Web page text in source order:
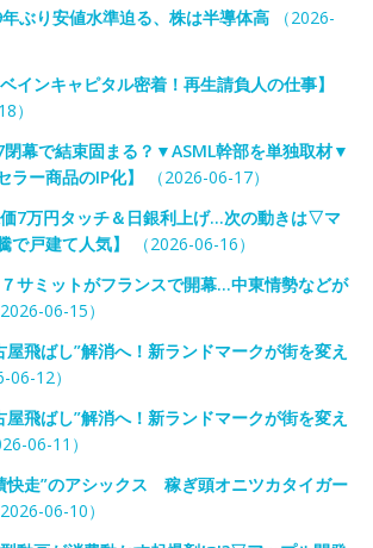
ぶり安値水準迫る、株は半導体高（2026-
インキャピタル密着！再生請負人の仕事】
）
閉幕で結束固まる？▼ASML幹部を単独取材▼
ラー商品のIP化】
（2026-06-17）
7万円タッチ＆日銀利上げ…次の動きは▽マ
で戸建て人気】
（2026-06-16）
サミットがフランスで開幕…中東情勢などが
2026-06-15）
屋飛ばし”解消へ！新ランドマークが街を変え
06-12）
屋飛ばし”解消へ！新ランドマークが街を変え
06-11）
快走”のアシックス 稼ぎ頭オニツカタイガー
06-10）